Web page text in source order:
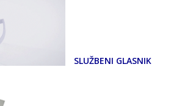
SLUŽBENI GLASNIK